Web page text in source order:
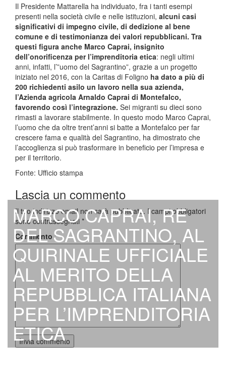
MARCO CAPRAI, RE
DEL SAGRANTINO, AL
QUIRINALE UFFICIALE
AL MERITO DELLA
REPUBBLICA ITALIANA
PER L’IMPRENDITORIA
ETICA
Il Presidente Mattarella ha individuato, fra i tanti esempi
presenti nella società civile e nelle istituzioni, alcuni casi
significativi di impegno civile, di dedizione al bene
comune e di testimonianza dei valori repubblicani. Tra
questi figura anche Marco Caprai, insignito
dell’onorificenza per l’imprenditoria etica: negli ultimi
anni, infatti, l’”uomo del Sagrantino”, grazie a un progetto
iniziato nel 2016, con la Caritas di Foligno ha dato a più di
200 richiedenti asilo un lavoro nella sua azienda,
l’Azienda agricola Arnaldo Caprai di Montefalco,
favorendo così l’integrazione. Sei migranti su dieci sono
rimasti a lavorare stabilmente. In questo modo Marco Caprai,
l’uomo che da oltre trent’anni si batte a Montefalco per far
crescere fama e qualità del Sagrantino, ha dimostrato che
l’accoglienza si può trasformare in beneficio per l’impresa e
per il territorio.
Fonte: Ufficio stampa
Lascia un commento
Il tuo indirizzo email non sarà pubblicato. I campi obbligatori
sono contrassegnati *
Commento*